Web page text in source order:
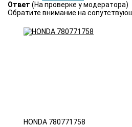
Ответ (На проверке у модератора)
Обратите внимание на
HONDA 780771758